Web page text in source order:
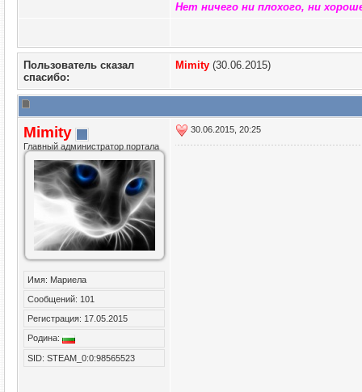
Нет ничего ни плохого, ни
Пользователь сказал
cпасибо:
Mimity (30.06.2015)
Mimity
Главный администратор портала
Имя: Мариела
Сообщений: 101
Регистрация: 17.05.2015
Родина:
SID: STEAM_0:0:98565523
30.06.2015, 20:25